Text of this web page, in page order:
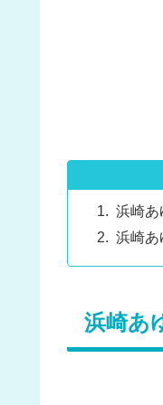
浜崎あ
浜崎あ
浜崎あ